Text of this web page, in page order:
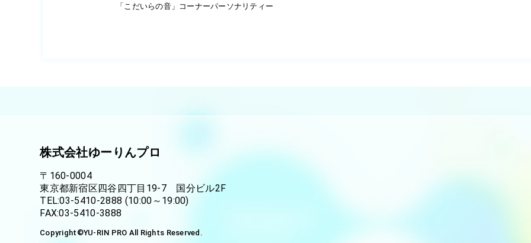
「こだいらの音」コーナーパーソナリティー
株式会社ゆーりんプロ
〒160-0004
東京都新宿区四谷四丁目19-7 国分ビル2F
TEL:03-5410-2888 (10:00～19:00)
FAX:03-5410-3888
Copyright©YU-RIN PRO All Rights Reserved.